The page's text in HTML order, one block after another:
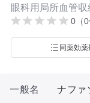
眼科用局所血管収
0（0
同薬効薬
一般名
ナファ